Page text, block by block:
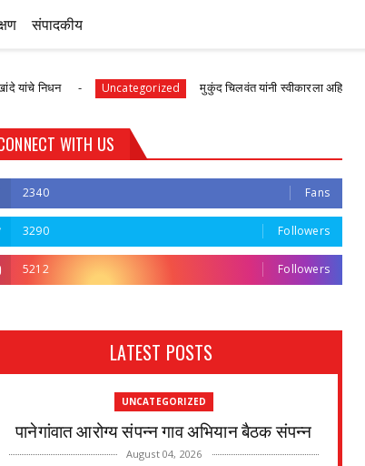
संपादकीय
Uncategorized मुकुंद चिलवंत यांनी स्वीकारला अहिल्यानगर जिल्हा
WITH US
2340 Fans
3290 Followers
5212 Followers
LATEST POSTS
UNCATEGORIZED
पानेगांवात आरोग्य संपन्न गाव अभियान बैठक संपन्न
August 04, 2026